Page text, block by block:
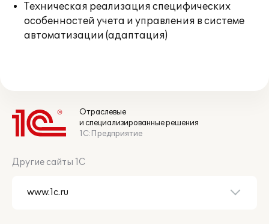
Техническая реализация специфических
особенностей учета и управления в системе
автоматизации (адаптация)
Отраслевые
и специализированные решения
1С:Предприятие
Другие сайты 1С